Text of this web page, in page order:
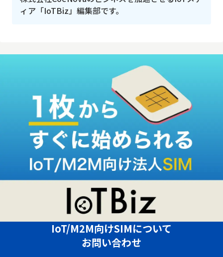
ィア「IoTBiz」編集部です。
IoT/M2M向けSIMについて
お問い合わせ